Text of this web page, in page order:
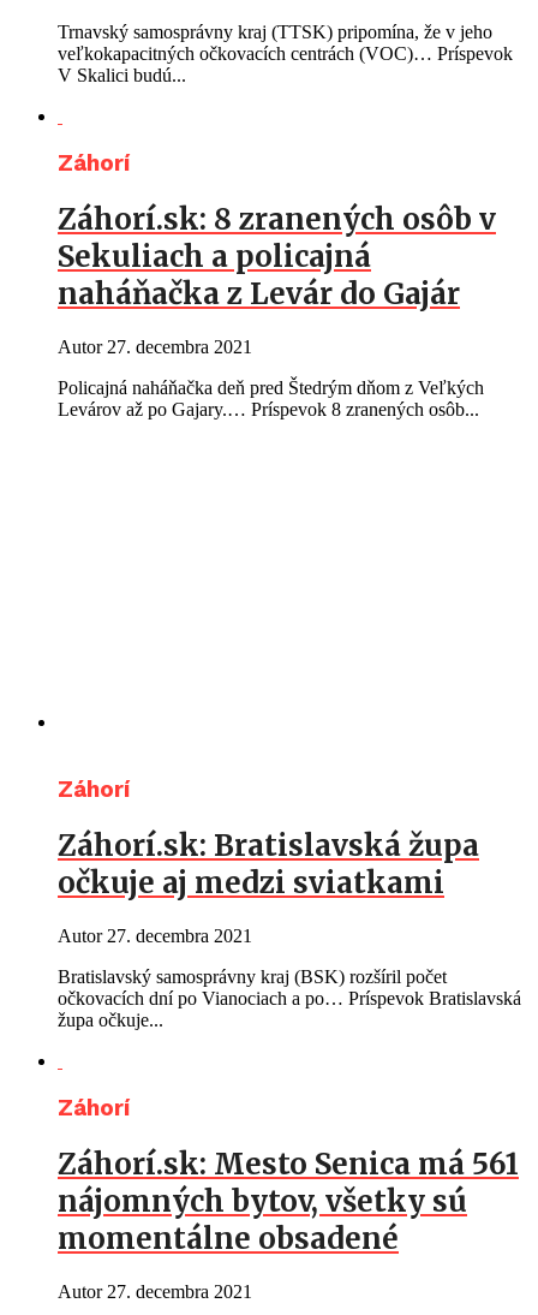
Trnavský samosprávny kraj (TTSK) pripomína, že v jeho
veľkokapacitných očkovacích centrách (VOC)… Príspevok
V Skalici budú...
Záhorí
Záhorí.sk: 8 zranených osôb v
Sekuliach a policajná
naháňačka z Levár do Gajár
Autor 27. decembra 2021
Policajná naháňačka deň pred Štedrým dňom z Veľkých
Levárov až po Gajary.… Príspevok 8 zranených osôb...
Záhorí
Záhorí.sk: Bratislavská župa
očkuje aj medzi sviatkami
Autor 27. decembra 2021
Bratislavský samosprávny kraj (BSK) rozšíril počet
očkovacích dní po Vianociach a po… Príspevok Bratislavská
župa očkuje...
Záhorí
Záhorí.sk: Mesto Senica má 561
nájomných bytov, všetky sú
momentálne obsadené
Autor 27. decembra 2021